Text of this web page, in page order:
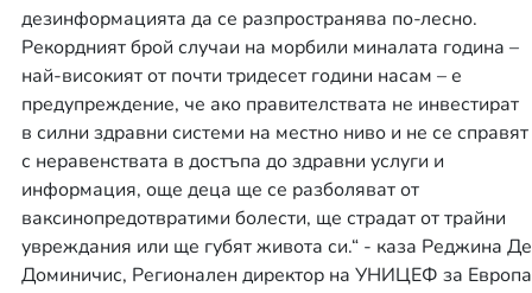
дезинформацията да се разпространява по-лесно.
Рекордният брой случаи на морбили миналата година –
най-високият от почти тридесет години насам – е
предупреждение, че ако правителствата не инвестират
в силни здравни системи на местно ниво и не се справят
с неравенствата в достъпа до здравни услуги и
информация, още деца ще се разболяват от
ваксинопредотвратими болести, ще страдат от трайни
увреждания или ще губят живота си.“ - каза Реджина Де
Доминичис, Регионален директор на УНИЦЕФ за Европа